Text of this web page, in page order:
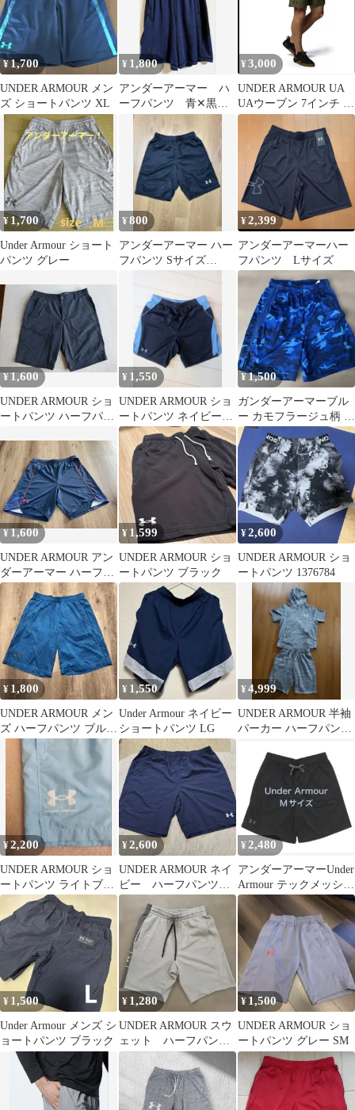
¥1,700
UNDER ARMOUR メン
ズ ショートパンツ XL
¥ 1,800
アンダーアーマー ハ
ーフパンツ 青✕黒
¥ 3,000
UNDER ARMOUR UA
UAウーブン 7インチ シ
ョーツ
¥ 1,700
Under Armour ショート
パンツ グレー
¥800
アンダーアーマー ハー
フパンツ Sサイズ
¥2,399
アンダーアーマーハー
フパンツ Lサイズ
¥1,600
UNDER ARMOUR ショ
ートパンツ ハーフパン
¥ 1,550
UNDER ARMOUR ショ
ートパンツ ネイビー
XL
¥1,500
ガンダーアーマーブル
ー カモフラージュ柄 シ
ョートパンツ
¥1,600
UNDER ARMOUR アン
ダーアーマー ハーフパ
ンツ SIZE XL
¥ 1,599
UNDER ARMOUR ショ
ートパンツ ブラック
¥2,600
UNDER ARMOUR ショ
ートパンツ 1376784
¥ 1,800
UNDER ARMOUR メン
ズ ハーフパンツ ブルー
¥ 1,550
Under Armour ネイビー
ショートパンツ LG
¥4,999
UNDER ARMOUR 半袖
パーカー ハーフパンツ
¥2,200
UNDER ARMOUR ショ
ートパンツ ライトブル
ー S
¥2,600
UNDER ARMOUR ネイ
ビー ハーフパンツ
6xl
¥ 2,480
アンダーアーマーUnder
Armour テックメッシュ
ショートパンツ Mサイ
ズ
¥ 1,500
Under Armour メンズ シ
ョートパンツ ブラック
¥ 1,280
UNDER ARMOUR スウ
ェット ハーフパン
ツ S 160cm
¥ 1,500
UNDER ARMOUR ショ
ートパンツ グレー SM